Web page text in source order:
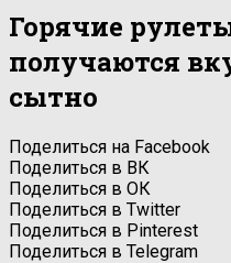
Горячие
получаются
сытно
Поделиться на Facebook
Поделиться в ВК
Поделиться в ОК
Поделиться в Twitter
Поделиться в Pinterest
Поделиться в Telegram